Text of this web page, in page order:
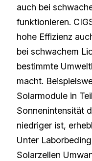
auch bei
funktionieren.
hohe Effizienz
bei schwachem
bestimmte
macht.
Solarmodule in
Sonnenintensität
niedriger ist,
Unter
Solarzellen